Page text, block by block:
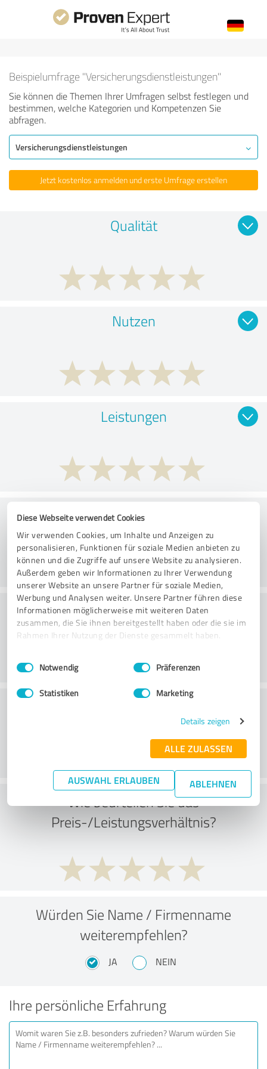
Diese Webseite verwendet Cookies
Wir verwenden Cookies, um Inhalte und Anzeigen zu
personalisieren, Funktionen für soziale Medien anbieten zu
können und die Zugriffe auf unsere Website zu analysieren.
Außerdem geben wir Informationen zu Ihrer Verwendung
unserer Website an unsere Partner für soziale Medien,
Werbung und Analysen weiter. Unsere Partner führen diese
Informationen möglicherweise mit weiteren Daten
zusammen, die Sie ihnen bereitgestellt haben oder die sie im
Rahmen Ihrer Nutzung der Dienste gesammelt haben.
Impressum Datenschutzbestimmungen
Einwilligungsauswahl
Notwendig Präferenzen
Statistiken Marketing
Details zeigen
ALLE ZULASSEN
AUSWAHL ERLAUBEN ABLEHNEN
Beispielumfrage "Versicherungsdienstleistungen"
Sie können die Themen Ihrer Umfragen selbst festlegen und
bestimmen, welche Kategorien und Kompetenzen Sie
abfragen.
Versicherungsdienstleistungen
Jetzt kostenlos anmelden und erste Umfrage erstellen
Qualität
Nutzen
Leistungen
Umsetzung
Beratung
Kundenservice
Wie beurteilen Sie das
Preis-/Leistungsverhältnis?
Würden Sie Name / Firmenname
weiterempfehlen?
JA NEIN
Ihre persönliche Erfahrung